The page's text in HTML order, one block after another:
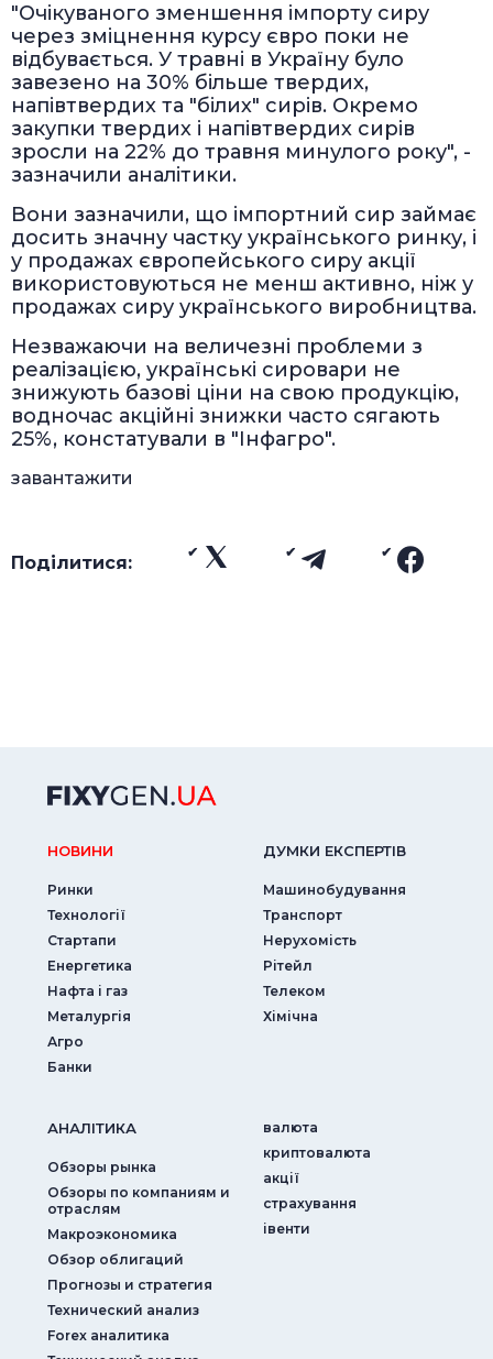
"Очікуваного зменшення імпорту сиру
через зміцнення курсу євро поки не
відбувається. У травні в Україну було
завезено на 30% більше твердих,
напівтвердих та "білих" сирів. Окремо
закупки твердих і напівтвердих сирів
зросли на 22% до травня минулого року", -
зазначили аналітики.
Вони зазначили, що імпортний сир займає
досить значну частку українського ринку, і
у продажах європейського сиру акції
використовуються не менш активно, ніж у
продажах сиру українського виробництва.
Незважаючи на величезні проблеми з
реалізацією, українські сировари не
знижують базові ціни на свою продукцію,
водночас акційні знижки часто сягають
25%, констатували в "Інфагро".
завантажити
Поділитися:
НОВИНИ
Ринки
Технології
Стартапи
Енергетика
Нафта і газ
Металургія
Агро
Банки
ДУМКИ ЕКСПЕРТIВ
Машинобудування
Транспорт
Нерухомість
Рітейл
Телеком
Хімічна
АНАЛIТИКА
Обзоры рынка
Обзоры по компаниям и
отраслям
Макроэкономика
Обзор облигаций
Прогнозы и стратегия
Технический анализ
Forex аналитика
валюта
криптовалюта
акції
страхування
iвенти